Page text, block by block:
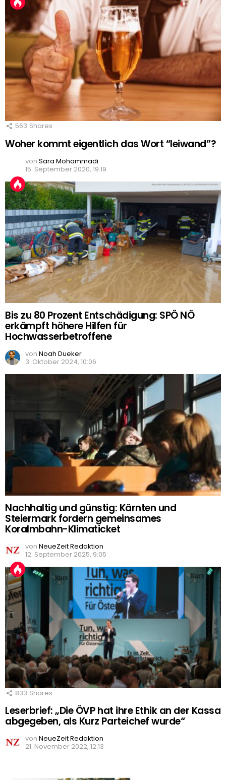
563 Shares
Woher kommt eigentlich das Wort “leiwand”?
von Sara Mohammadi
15. September 2020, 19:19
Bis zu 80 Prozent Entschädigung: SPÖ NÖ
erkämpft höhere Hilfen für
Hochwasserbetroffene
von Noah Dueker
3. Oktober 2024, 10:06
Nachhaltig und günstig: Kärnten und
Steiermark fordern gemeinsames
Koralmbahn-Klimaticket
von NeueZeit Redaktion
12. September 2025, 9:05
833 Shares
Leserbrief: „Die ÖVP hat ihre Ethik an der Kassa
abgegeben, als Kurz Parteichef wurde“
von NeueZeit Redaktion
21. November 2022, 12:13